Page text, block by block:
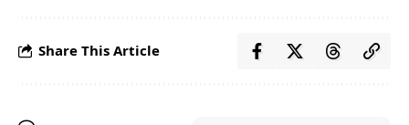
Share This Article